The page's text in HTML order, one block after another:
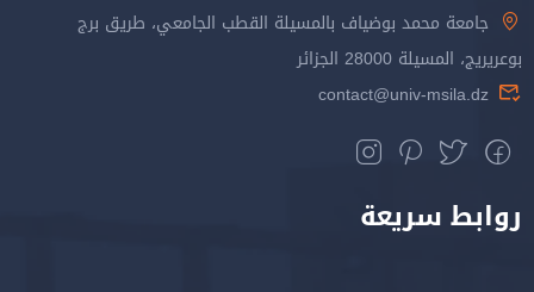
جامعة محمد بوضياف بالمسيلة القطب الجامعي، طريق برج
بوعريريج، المسيلة 28000 الجزائر
contact@univ-msila.dz
روابط سريعة